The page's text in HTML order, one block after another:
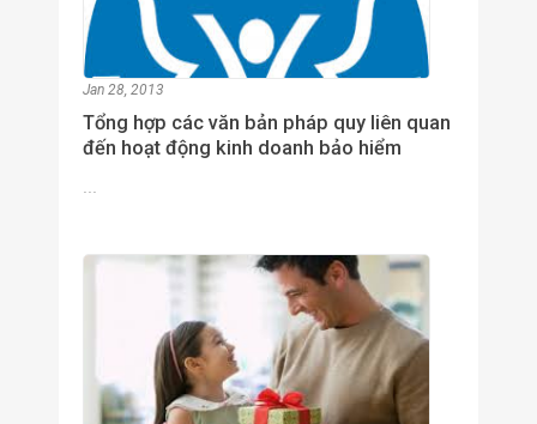
Jan 28, 2013
Tổng hợp các văn bản pháp quy liên quan
đến hoạt động kinh doanh bảo hiểm